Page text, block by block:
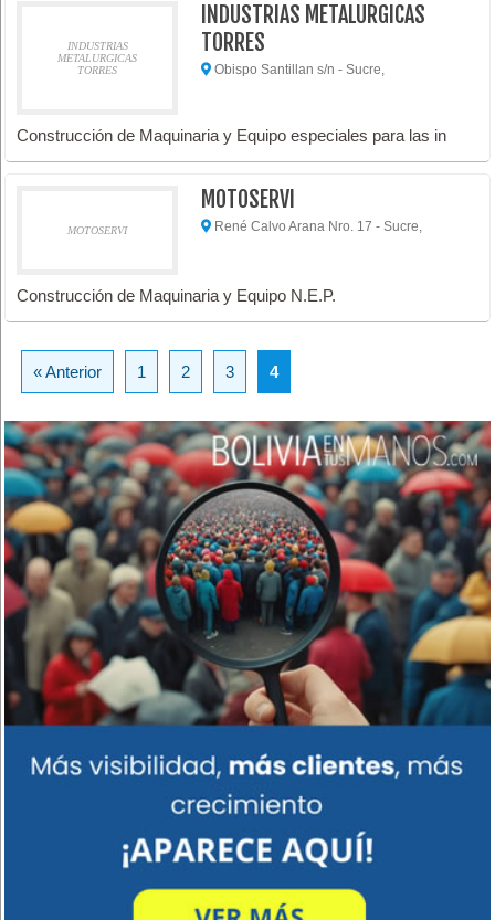
INDUSTRIAS
METALURGICAS
TORRES
INDUSTRIAS METALURGICAS
TORRES
Obispo Santillan s/n - Sucre,
Construcción de Maquinaria y Equipo especiales para las in
MOTOSERVI
MOTOSERVI
René Calvo Arana Nro. 17 - Sucre,
Construcción de Maquinaria y Equipo N.E.P.
« Anterior 1 2 3 4